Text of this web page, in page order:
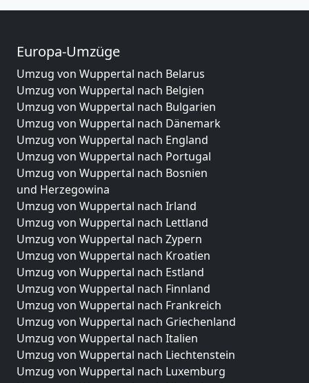
Europa-Umzüge
Umzug von Wuppertal nach Belarus
Umzug von Wuppertal nach Belgien
Umzug von Wuppertal nach Bulgarien
Umzug von Wuppertal nach Dänemark
Umzug von Wuppertal nach England
Umzug von Wuppertal nach Portugal
Umzug von Wuppertal nach Bosnien
und Herzegowina
Umzug von Wuppertal nach Irland
Umzug von Wuppertal nach Lettland
Umzug von Wuppertal nach Zypern
Umzug von Wuppertal nach Kroatien
Umzug von Wuppertal nach Estland
Umzug von Wuppertal nach Finnland
Umzug von Wuppertal nach Frankreich
Umzug von Wuppertal nach Griechenland
Umzug von Wuppertal nach Italien
Umzug von Wuppertal nach Liechtenstein
Umzug von Wuppertal nach Luxemburg